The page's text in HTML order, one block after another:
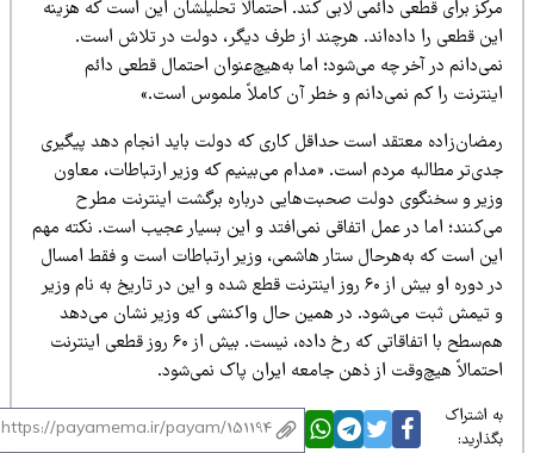
برای قطعی دائمی لابی کند. احتمالاً تحلیلشان این است که هزینه
قطعی را داده‌اند. هرچند از طرف دیگر، دولت در تلاش است.
در آخر چه می‌شود؛ اما به‌هیچ‌عنوان احتمال قطعی دائم
را کم نمی‌دانم و خطر آن کاملاً ملموس است.»
معتقد است حداقل کاری که دولت باید انجام دهد پیگیری
مطالبه مردم است. «مدام می‌بینیم که وزیر ارتباطات، معاون
و سخنگوی دولت صحبت‌هایی درباره برگشت اینترنت مطرح
اما در عمل اتفاقی نمی‌افتد و این بسیار عجیب است. نکته مهم
است که به‌هرحال ستار هاشمی، وزیر ارتباطات است و فقط امسال
در دوره او بیش از ۶۰ روز اینترنت قطع شده و این در تاریخ به نام وزیر
تیمش ثبت می‌شود. در همین حال واکنشی که وزیر نشان می‌دهد
هم‌سطح با اتفاقاتی که رخ داده، نیست. بیش از ۶۰ روز قطعی اینترنت
هیچ‌وقت از ذهن جامعه ایران پاک نمی‌شود.
اشتراک